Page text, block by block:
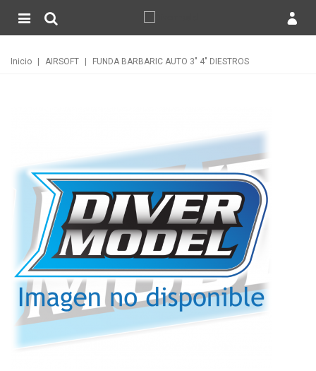
Inicio AIRSOFT FUNDA BARBARIC AUTO 3" 4" DIESTROS